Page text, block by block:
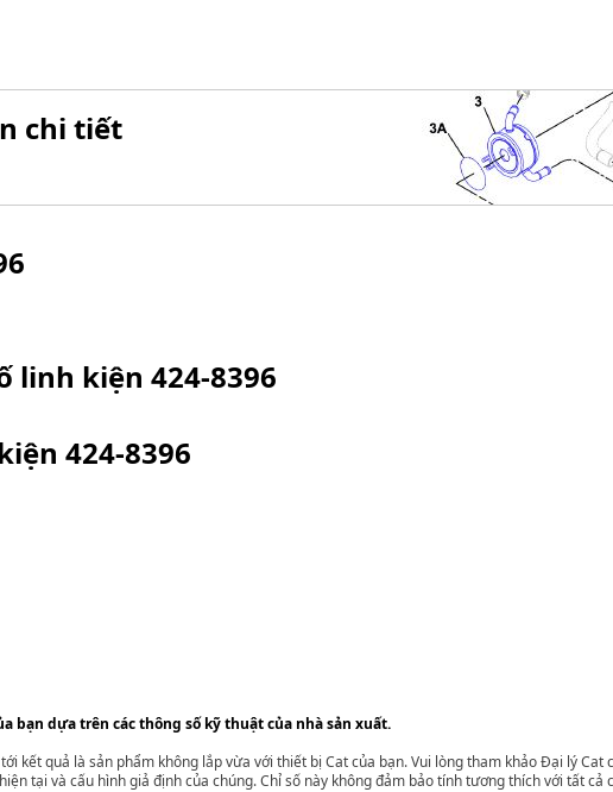
chi tiết
linh kiện 424-8396
424-8396
bạn dựa trên các thông số kỹ thuật của nhà sản xuất.
kết quả là sản phẩm không lắp vừa với thiết bị Cat của bạn. Vui lòng tham khảo Đại lý
tại và cấu hình giả định của chúng. Chỉ số này không đảm bảo tính tương thích với tất cả